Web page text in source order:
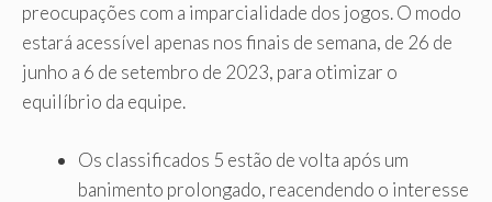
preocupações com a imparcialidade dos jogos. O modo
estará acessível apenas nos finais de semana, de 26 de
junho a 6 de setembro de 2023, para otimizar o
equilíbrio da equipe.
Os classificados 5 estão de volta após um
banimento prolongado, reacendendo o interesse